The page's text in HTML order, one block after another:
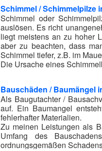
Bauschäden / Baumängel
Als Baugutachter /
auf. Ein Baumangel
fehlerhafter Materialien.
Zu meinen Leistungen als
Umfang des
ordnungsgemäßen
Schimmel / Schimmelpilze
Schimmel oder
auslösen. Es richt
liegt meistens an zu hoher
aber zu beachten, dass
Schimmel tiefer, z.B. im
Die Ursache eines